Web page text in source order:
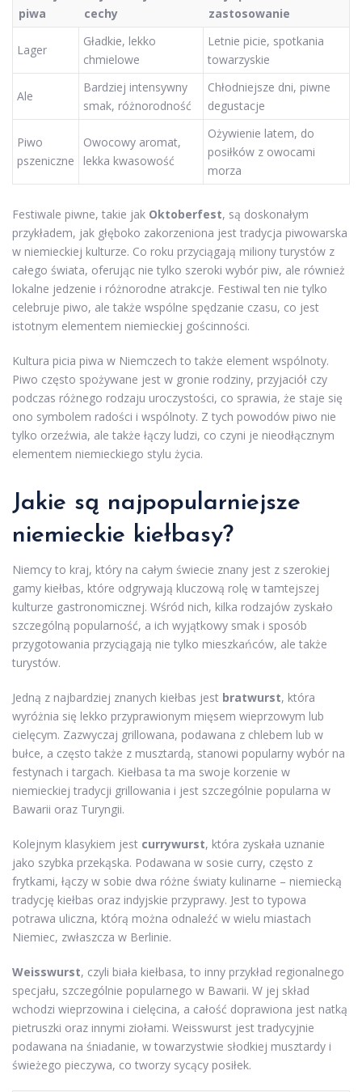
piwa
cechy
zastosowanie
Lager
Gładkie, lekko
chmielowe
Letnie picie, spotkania
towarzyskie
Ale
Bardziej intensywny
smak, różnorodność
Chłodniejsze dni, piwne
degustacje
Piwo
pszeniczne
Owocowy aromat,
lekka kwasowość
Ożywienie latem, do
posiłków z owocami
morza
Festiwale piwne, takie jak Oktoberfest, są doskonałym
przykładem, jak głęboko zakorzeniona jest tradycja piwowarska
w niemieckiej kulturze. Co roku przyciągają miliony turystów z
całego świata, oferując nie tylko szeroki wybór piw, ale również
lokalne jedzenie i różnorodne atrakcje. Festiwal ten nie tylko
celebruje piwo, ale także wspólne spędzanie czasu, co jest
istotnym elementem niemieckiej gościnności.
Kultura picia piwa w Niemczech to także element wspólnoty.
Piwo często spożywane jest w gronie rodziny, przyjaciół czy
podczas różnego rodzaju uroczystości, co sprawia, że staje się
ono symbolem radości i wspólnoty. Z tych powodów piwo nie
tylko orzeźwia, ale także łączy ludzi, co czyni je nieodłącznym
elementem niemieckiego stylu życia.
Jakie są najpopularniejsze
niemieckie kiełbasy?
Niemcy to kraj, który na całym świecie znany jest z szerokiej
gamy kiełbas, które odgrywają kluczową rolę w tamtejszej
kulturze gastronomicznej. Wśród nich, kilka rodzajów zyskało
szczególną popularność, a ich wyjątkowy smak i sposób
przygotowania przyciągają nie tylko mieszkańców, ale także
turystów.
Jedną z najbardziej znanych kiełbas jest bratwurst, która
wyróżnia się lekko przyprawionym mięsem wieprzowym lub
cielęcym. Zazwyczaj grillowana, podawana z chlebem lub w
bułce, a często także z musztardą, stanowi popularny wybór na
festynach i targach. Kiełbasa ta ma swoje korzenie w
niemieckiej tradycji grillowania i jest szczególnie popularna w
Bawarii oraz Turyngii.
Kolejnym klasykiem jest currywurst, która zyskała uznanie
jako szybka przekąska. Podawana w sosie curry, często z
frytkami, łączy w sobie dwa różne światy kulinarne – niemiecką
tradycję kiełbas oraz indyjskie przyprawy. Jest to typowa
potrawa uliczna, którą można odnaleźć w wielu miastach
Niemiec, zwłaszcza w Berlinie.
Weisswurst, czyli biała kiełbasa, to inny przykład regionalnego
specjału, szczególnie popularnego w Bawarii. W jej skład
wchodzi wieprzowina i cielęcina, a całość doprawiona jest natką
pietruszki oraz innymi ziołami. Weisswurst jest tradycyjnie
podawana na śniadanie, w towarzystwie słodkiej musztardy i
świeżego pieczywa, co tworzy sycący posiłek.